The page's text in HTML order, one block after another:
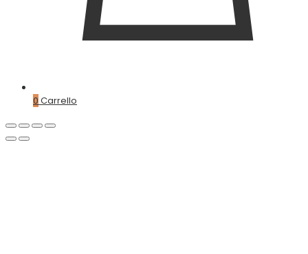
0 Carrello